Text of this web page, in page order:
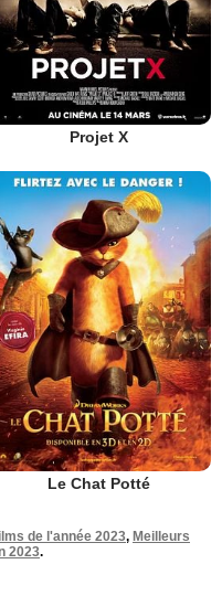
Projet X
Le Chat Potté
de l'année 2023, Meilleurs
2023.